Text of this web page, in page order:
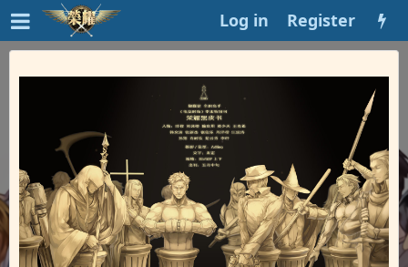
Log in Register